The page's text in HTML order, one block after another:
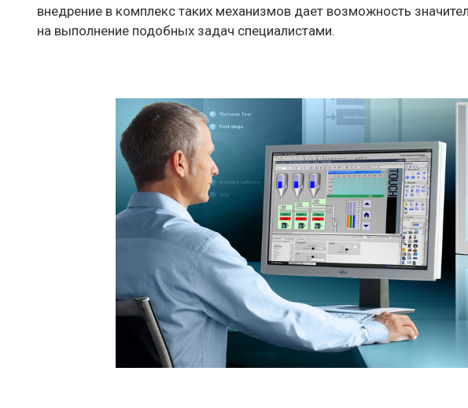
внедрение в комплекс таких механизмов дает возможность
на выполнение подобных задач специалистами.